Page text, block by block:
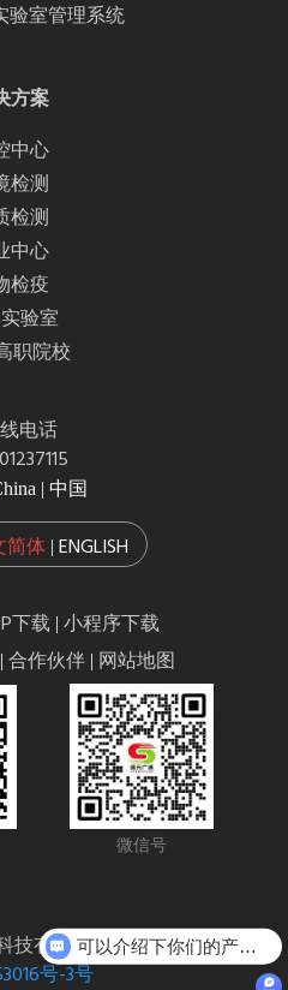
验室管理系统
方案
中心
检测
检测
中心
检疫
验室
职院校
电话
| 中国
简体 | ENGLISH
下载 | 小程序下载
| 合作伙伴 | 网站地图
微信号
技有限公司 版权所有
京ICP
号-3号
你们是怎么收费的呢